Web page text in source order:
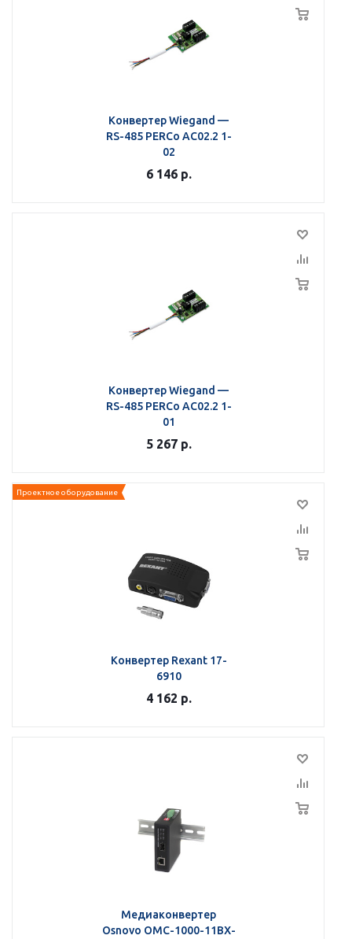
Конвертер Wiegand —
RS-485 PERCo AC02.2 1-
02
6 146р.
Конвертер Wiegand —
RS-485 PERCo AC02.2 1-
01
5 267р.
Проектное оборудование
Конвертер Rexant 17-
6910
4 162 р.
Медиаконвертер
Osnovo OMC-1000-11BX-